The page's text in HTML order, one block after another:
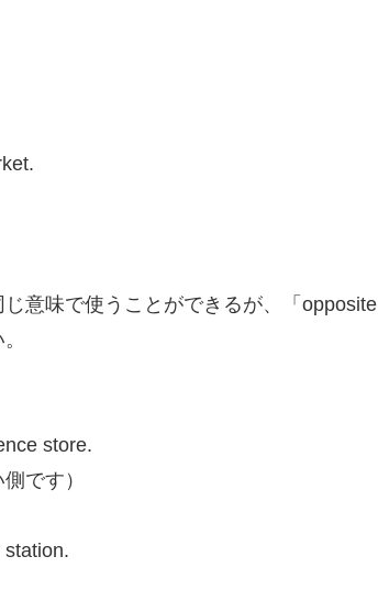
意味で使うことができるが、「opposite
store.
です）
station.